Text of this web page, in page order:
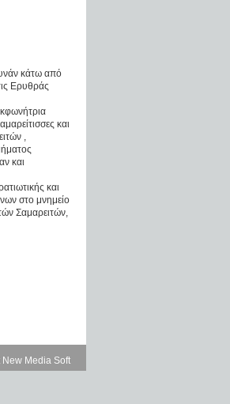
κάτω από
Ερυθράς
και
,
και
και
στο μνημείο
Σαμαρειτών,
Media Soft